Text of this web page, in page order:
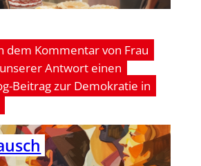
dem Kommentar von Frau
Antwort einen
Beitrag zur Demokratie in